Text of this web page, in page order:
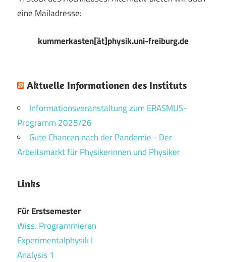
eine Mailadresse:
kummerkasten[ät]physik.uni-freiburg.de
Aktuelle Informationen des Instituts
Informationsveranstaltung zum ERASMUS-
Programm 2025/26
Gute Chancen nach der Pandemie - Der
Arbeitsmarkt für Physikerinnen und Physiker
Links
Für Erstsemester
Wiss. Programmieren
Experimentalphysik I
Analysis 1